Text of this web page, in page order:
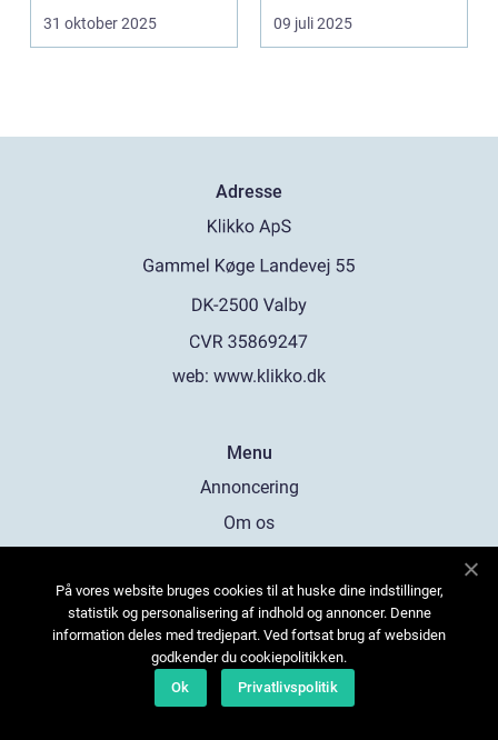
for industrien. Den b...
31 oktober 2025
kommercielle...
09 juli 2025
Adresse
web: www.klikko.dk
Menu
Annoncering
Om os
Kontakt os
Sitemap
På vores website bruges cookies til at huske dine indstillinger,
statistik og personalisering af indhold og annoncer. Denne
information deles med tredjepart. Ved fortsat brug af websiden
godkender du cookiepolitikken.
Ok
Privatlivspolitik